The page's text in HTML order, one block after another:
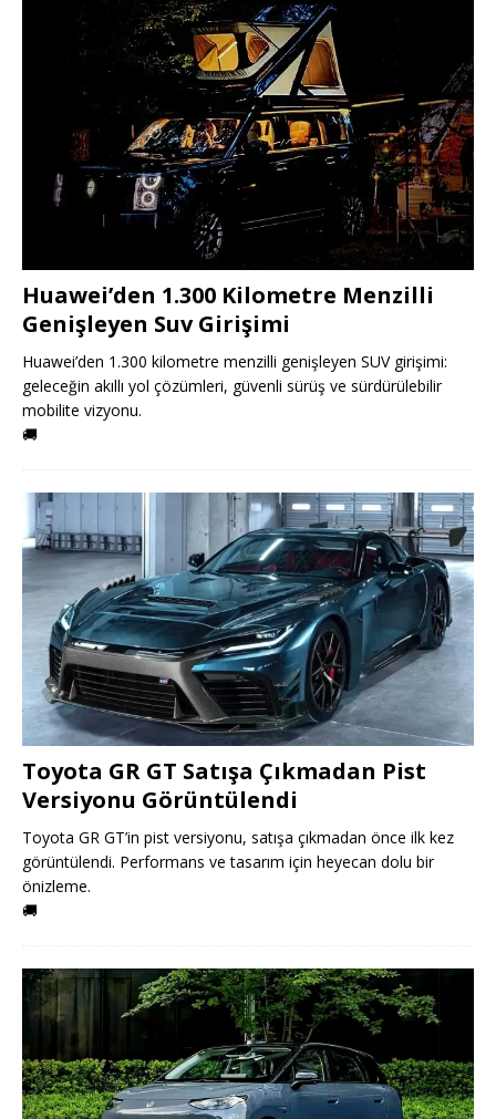
Huawei’den 1.300 Kilometre Menzilli
Genişleyen Suv Girişimi
Huawei’den 1.300 kilometre menzilli genişleyen SUV girişimi:
geleceğin akıllı yol çözümleri, güvenli sürüş ve sürdürülebilir
mobilite vizyonu.
🚚
Toyota GR GT Satışa Çıkmadan Pist
Versiyonu Görüntülendi
Toyota GR GT’in pist versiyonu, satışa çıkmadan önce ilk kez
görüntülendi. Performans ve tasarım için heyecan dolu bir
önizleme.
🚚